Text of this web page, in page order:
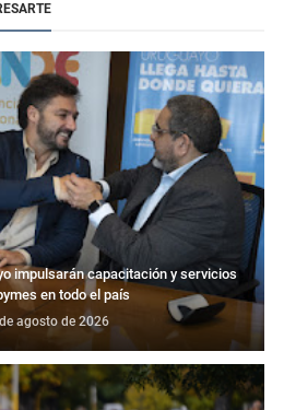
impulsarán capacitación y servicios
en todo el país
agosto de 2026